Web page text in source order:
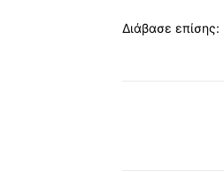
Διάβασε επίσης: